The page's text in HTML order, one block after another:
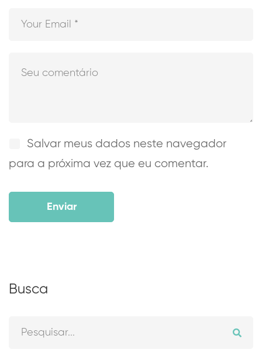
Salvar meus dados neste navegador
para a próxima vez que eu comentar.
Busca